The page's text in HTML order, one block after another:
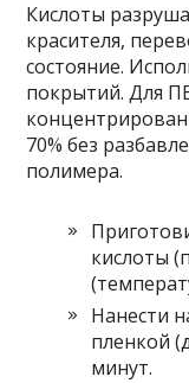
Кислоты
красителя,
состояние.
покрытий. Для
70% без
полимера.
кислоты
Нанести
пленкой
минут.